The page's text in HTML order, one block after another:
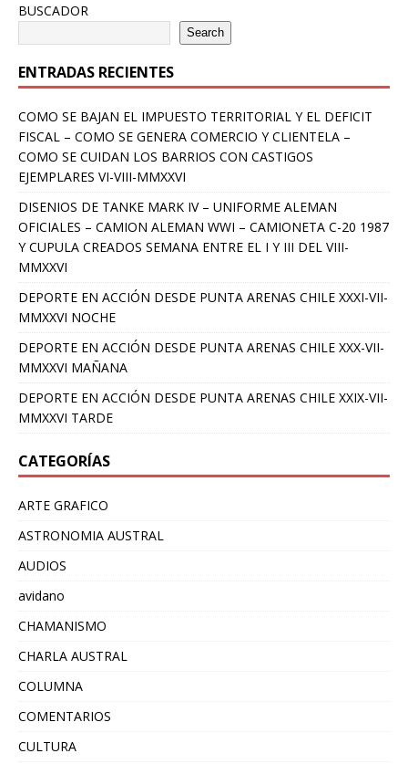
BUSCADOR
Search
ENTRADAS RECIENTES
COMO SE BAJAN EL IMPUESTO TERRITORIAL Y EL DEFICIT
FISCAL – COMO SE GENERA COMERCIO Y CLIENTELA –
COMO SE CUIDAN LOS BARRIOS CON CASTIGOS
EJEMPLARES VI-VIII-MMXXVI
DISENIOS DE TANKE MARK IV – UNIFORME ALEMAN
OFICIALES – CAMION ALEMAN WWI – CAMIONETA C-20 1987
Y CUPULA CREADOS SEMANA ENTRE EL I Y III DEL VIII-
MMXXVI
DEPORTE EN ACCIÓN DESDE PUNTA ARENAS CHILE XXXI-VII-
MMXXVI NOCHE
DEPORTE EN ACCIÓN DESDE PUNTA ARENAS CHILE XXX-VII-
MMXXVI MAÑANA
DEPORTE EN ACCIÓN DESDE PUNTA ARENAS CHILE XXIX-VII-
MMXXVI TARDE
CATEGORÍAS
ARTE GRAFICO
ASTRONOMIA AUSTRAL
AUDIOS
avidano
CHAMANISMO
CHARLA AUSTRAL
COLUMNA
COMENTARIOS
CULTURA